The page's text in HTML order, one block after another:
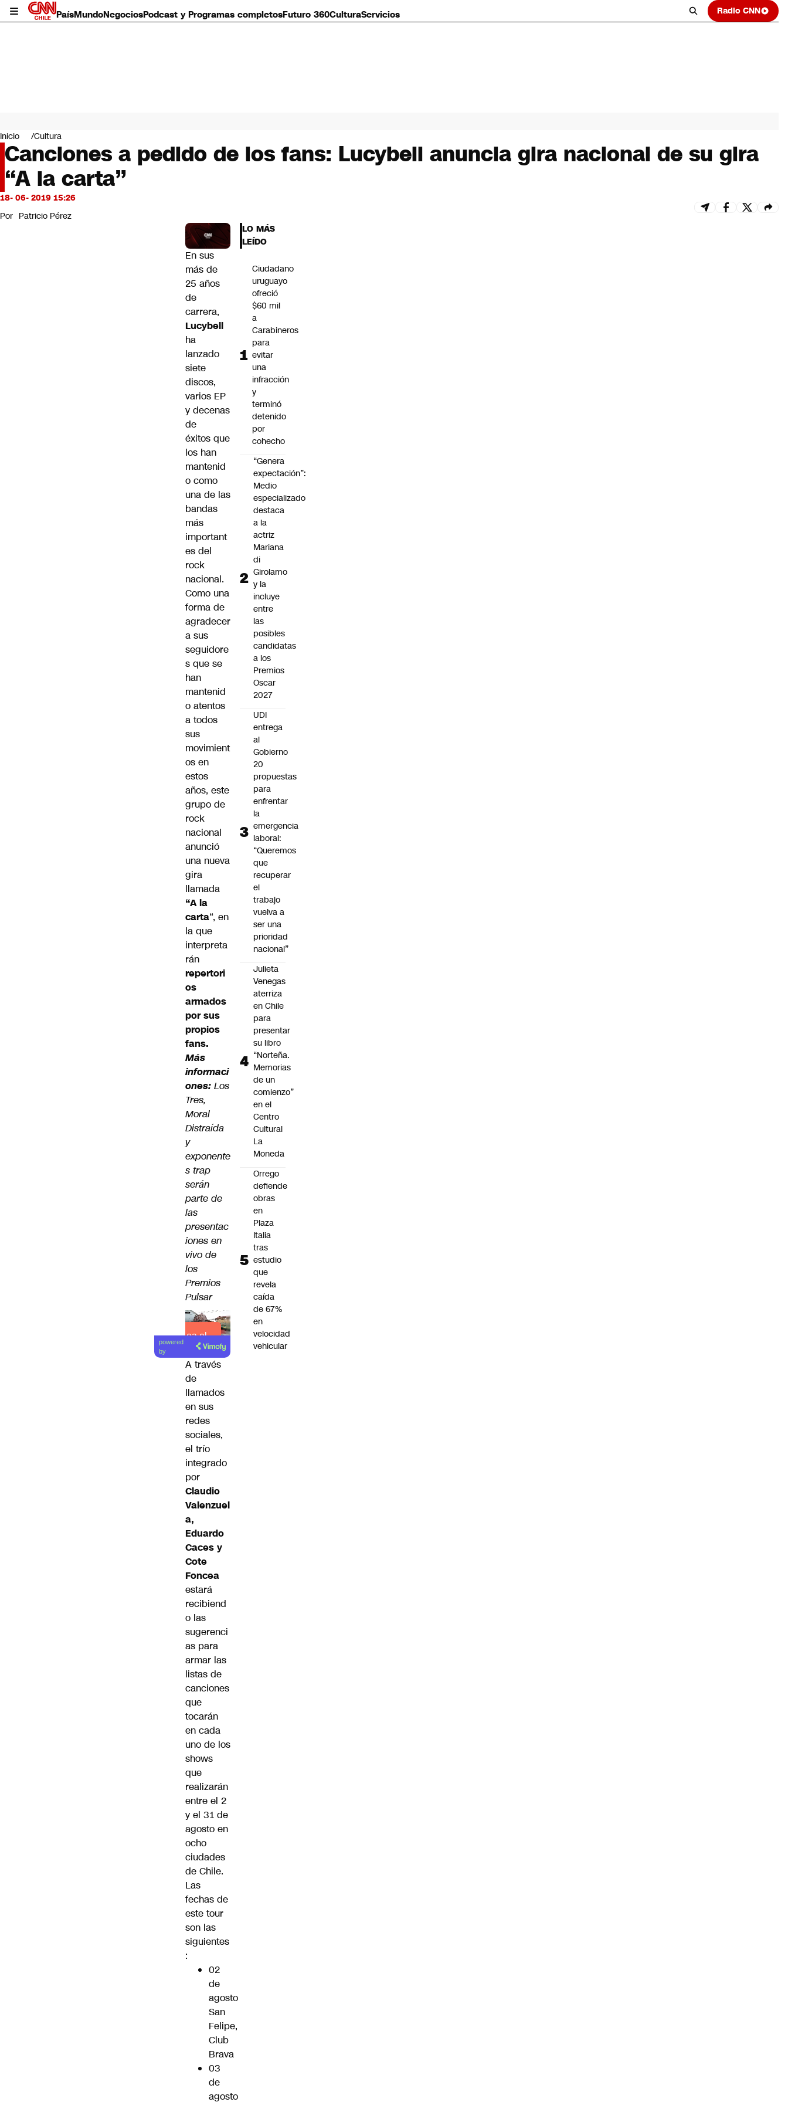
PaísMundoNegociosPodcast y Programas completosFuturo 360CulturaServicios Radio CNN
Mundo
Negocios
Deportes
Programas completos
Cultura
Servicios
Bits
CNN Data
Inicio Cultura
Canciones a pedido de los fans: Lucybell anuncia gira nacional de su gira
“A la carta”
18- 06- 2019 15:26
Por Patricio Pérez
En sus
más de
25 años
de
carrera,
Lucybell
ha
lanzado
siete
discos,
varios EP
y decenas
de
éxitos que
los han
mantenid
o como
una de las
bandas
más
important
es del
rock
nacional.
Como una
forma de
agradecer
a sus
seguidore
s que se
han
mantenid
o atentos
a todos
sus
movimient
os en
estos
años, este
grupo de
rock
nacional
anunció
una nueva
gira
llamada
“A la
carta“, en
la que
interpreta
rán
repertori
os
armados
por sus
propios
fans.
Más
informaci
ones: Los
Tres,
Moral
Distraída
y
exponente
s trap
serán
parte de
las
presentac
iones en
vivo de
los
Premios
Pulsar
Lea el
artículo
powered
by
A través
de
llamados
en sus
redes
sociales,
el trío
integrado
por
Claudio
Valenzuel
a,
Eduardo
Caces y
Cote
Foncea
estará
recibiend
o las
sugerenci
as para
armar las
listas de
canciones
que
tocarán
en cada
uno de los
shows
que
realizarán
entre el 2
y el 31 de
agosto en
ocho
ciudades
de Chile.
Las
fechas de
este tour
son las
siguientes
:
02
de
agosto
San
Felipe,
Club
Brava
03
de
agosto
LO MÁS
LEÍDO
Ciudadano
uruguayo
ofreció
$60 mil
a
Carabineros
para
evitar
una
infracción
y
terminó
detenido
por
cohecho
“Genera
expectación”:
Medio
especializado
destaca
a la
actriz
Mariana
di
Girolamo
y la
incluye
entre
las
posibles
candidatas
a los
Premios
Oscar
2027
UDI
entrega
al
Gobierno
20
propuestas
para
enfrentar
la
emergencia
laboral:
“Queremos
que
recuperar
el
trabajo
vuelva a
ser una
prioridad
nacional”
Julieta
Venegas
aterriza
en Chile
para
presentar
su libro
“Norteña.
Memorias
de un
comienzo”
en el
Centro
Cultural
La
Moneda
Orrego
defiende
obras
en
Plaza
Italia
tras
estudio
que
revela
caída
de 67%
en
velocidad
vehicular